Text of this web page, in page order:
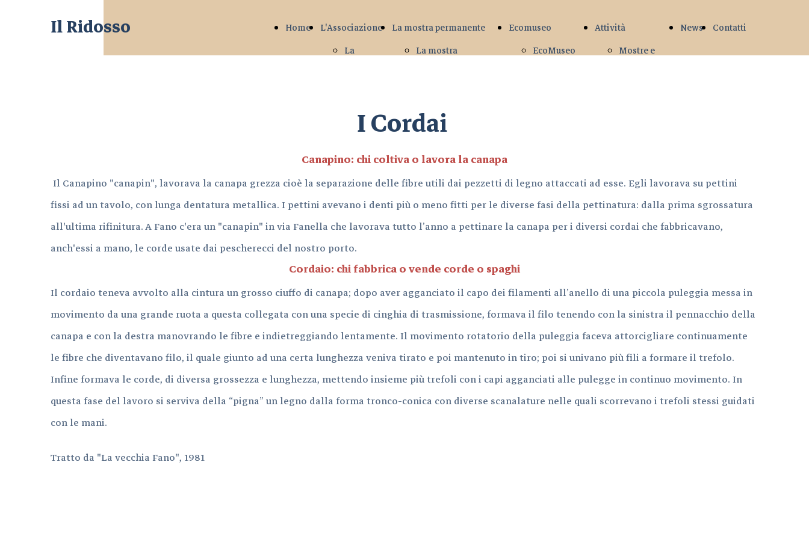
Il Ridosso Home
L'Associazione
La
sede
La mostra permanente
La mostra
I Calafati
I Retai
I Personaggi
Le feste del Mare
I Luoghi
porto: i disegni
Ecomuseo
EcoMuseo
Attività
Mostre e
News Contatti
I Cordai
Canapino: chi coltiva o lavora la canapa
Il Canapino "canapin", lavorava la canapa grezza cioè la separazione delle fibre utili dai pezzetti di legno attaccati ad esse. Egli lavorava su pettini
fissi ad un tavolo, con lunga dentatura metallica. I pettini avevano i denti più o meno fitti per le diverse fasi della pettinatura: dalla prima sgrossatura
all'ultima rifinitura. A Fano c'era un "canapin" in via Fanella che lavorava tutto l’anno a pettinare la canapa per i diversi cordai che fabbricavano,
anch'essi a mano, le corde usate dai pescherecci del nostro porto.
Cordaio: chi fabbrica o vende corde o spaghi
Il cordaio teneva avvolto alla cintura un grosso ciuffo di canapa; dopo aver agganciato il capo dei filamenti all’anello di una piccola puleggia messa in
movimento da una grande ruota a questa collegata con una specie di cinghia di trasmissione, formava il filo tenendo con la sinistra il pennacchio della
canapa e con la destra manovrando le fibre e indietreggiando lentamente. Il movimento rotatorio della puleggia faceva attorcigliare continuamente
le fibre che diventavano filo, il quale giunto ad una certa lunghezza veniva tirato e poi mantenuto in tiro; poi si univano più fili a formare il trefolo.
Infine formava le corde, di diversa grossezza e lunghezza, mettendo insieme più trefoli con i capi agganciati alle pulegge in continuo movimento. In
questa fase del lavoro si serviva della “pigna” un legno dalla forma tronco-conica con diverse scanalature nelle quali scorrevano i trefoli stessi guidati
con le mani.
Tratto da "La vecchia Fano", 1981